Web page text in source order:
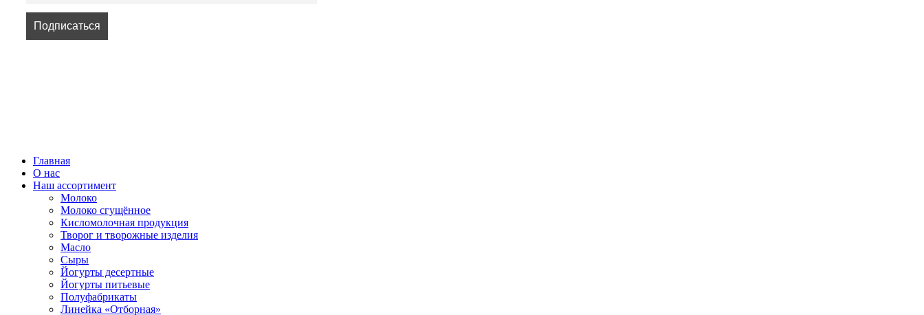
Главная
О нас
Наш ассортимент
Молоко
Молоко сгущённое
Кисломолочная продукция
Творог и творожные изделия
Масло
Сыры
Йогурты десертные
Йогурты питьевые
Полуфабрикаты
Линейка «Отборная»